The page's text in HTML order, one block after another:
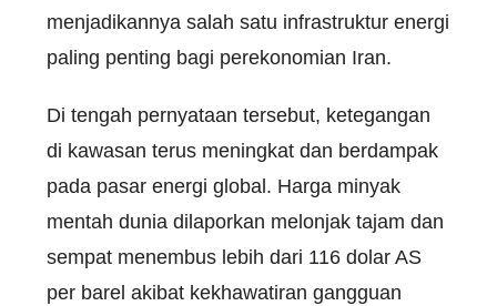
menjadikannya salah satu infrastruktur energi
paling penting bagi perekonomian Iran.
Di tengah pernyataan tersebut, ketegangan
di kawasan terus meningkat dan berdampak
pada pasar energi global. Harga minyak
mentah dunia dilaporkan melonjak tajam dan
sempat menembus lebih dari 116 dolar AS
per barel akibat kekhawatiran gangguan